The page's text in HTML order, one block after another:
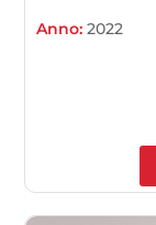
Anno:2022